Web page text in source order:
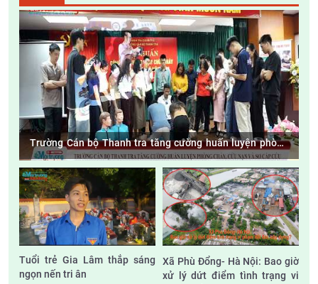
Trường Cán bộ Thanh tra tăng cường huấn luyện phòng
cháy, cứu nạn và sơ cấp cứu
Tuổi trẻ Gia Lâm thắp sáng
ngọn nến tri ân
Xã Phù Đổng- Hà Nội: Bao giờ
xử lý dứt điểm tình trạng vi